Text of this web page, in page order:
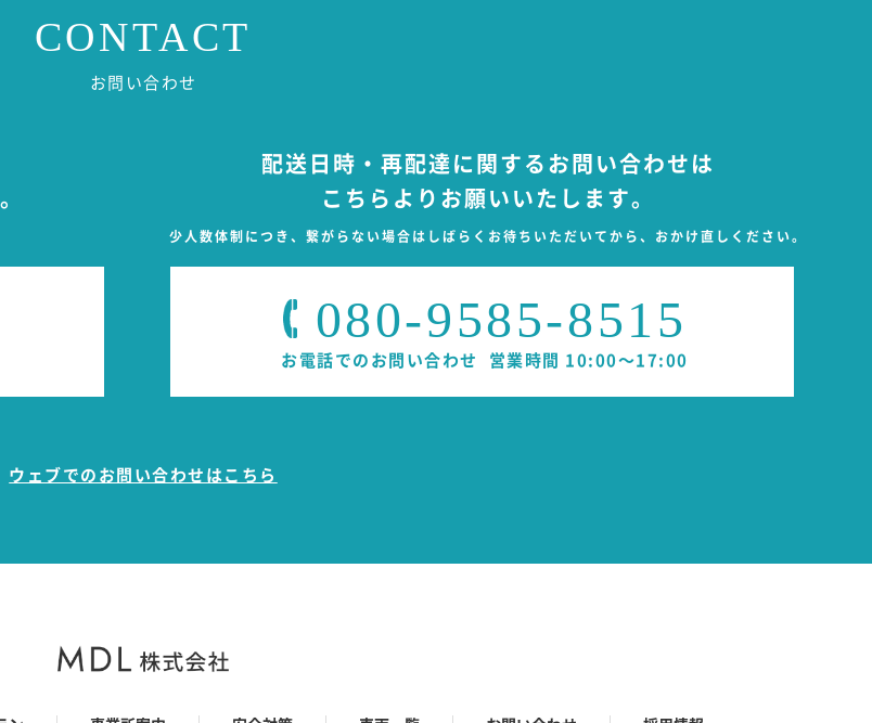
ます。
失・改ざんなどを防止するため、継続して情報セキュリティの確保・向
、個人情報保護の重要性を理解し、お客様の個人情報を適切に取り扱う
個人情報を次のいずれかに該当する場合を除き、第三者に提供・開示等
の内容が当社の協力会社から直接回答するのが適当と当社が判断した場
、その他の規範を遵守するとともに、社会環境の変化に応じて、個人情
CONTACT
お問い合わせ
配送日時・再配達に関するお問い合わせは
こちらよりお願いいたします。
少人数体制につき、繋がらない場合はしばらくお待ちいただいてから、おかけ直しください。
080-9585-8515
お電話でのお問い合わせ 営業時間 10:00～17:00
ウェブでのお問い合わせはこちら